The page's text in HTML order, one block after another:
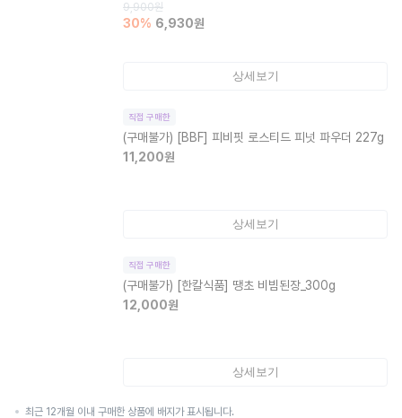
9,900원
30% 6,930원
상세보기
직접 구매한
(구매불가) [BBF] 피비핏 로스티드 피넛 파우더 227g
11,200원
상세보기
직접 구매한
(구매불가) [한칼식품] 땡초 비빔된장_300g
12,000원
상세보기
최근 12개월 이내 구매한 상품에 배지가 표시됩니다.